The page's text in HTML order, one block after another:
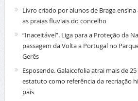
Livro criado por alunos de Braga
as praias fluviais do concelho
“Inaceitável”. Liga para a Proteção da
passagem da Volta a Portugal no
Gerês
Esposende. Galaicofolia atrai mais de
estatuto como referência da recriação
país